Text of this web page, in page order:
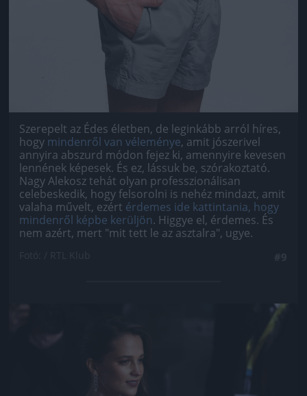
Szerepelt az Édes életben, de leginkább arról híres,
hogy mindenről van véleménye, amit jószerivel
annyira abszurd módon fejez ki, amennyire kevesen
lennének képesek. És ez, lássuk be, szórakoztató.
Nagy Alekosz tehát olyan professzionálisan
celebeskedik, hogy felsorolni is nehéz mindazt, amit
valaha művelt, ezért érdemes ide kattintania, hogy
mindenről képbe kerüljön. Higgye el, érdemes. És
nem azért, mert "mit tett le az asztalra", ugye.